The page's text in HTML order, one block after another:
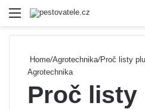
Menu
Home/Agrotechnika/Proč listy
Agrotechnika
Proč listy